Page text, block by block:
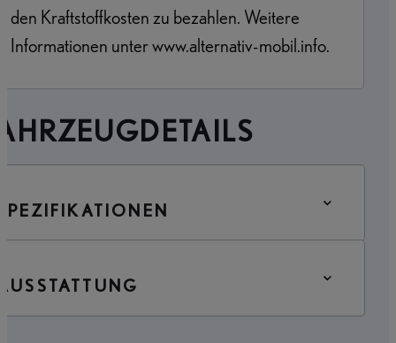
den Kraftstoffkosten zu bezahlen. Weitere
Informationen unter www.alternativ-mobil.info.